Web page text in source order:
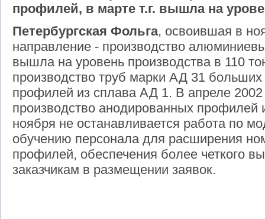
профилей, в марте т.г. вышла на
Петербургская Фольга, освоившая в
направление - производство
вышла на уровень производства в 110
производство труб марки АД 31
профилей из сплава АД 1. В апреле 2002
производство анодированных
ноября не останавливается работа по
обучению персонала для расширения
профилей, обеспечения более четкого
заказчикам в размещении заявок.